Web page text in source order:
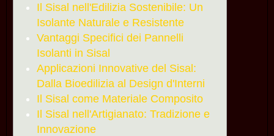
Il Sisal nell'Edilizia Sostenibile: Un
Isolante Naturale e Resistente
Vantaggi Specifici dei Pannelli
Isolanti in Sisal
Applicazioni Innovative del Sisal:
Dalla Bioedilizia al Design d'Interni
Il Sisal come Materiale Composito
Il Sisal nell'Artigianato: Tradizione e
Innovazione